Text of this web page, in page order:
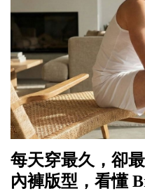
每天穿最久，卻
內褲版型，看懂